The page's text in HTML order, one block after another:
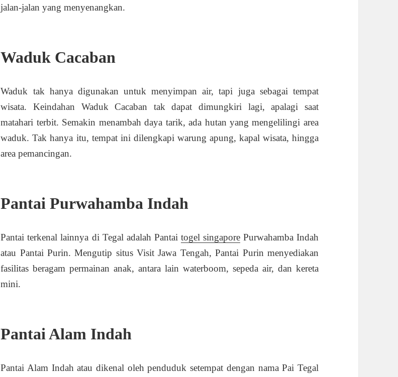
jalan-jalan yang menyenangkan.
Waduk Cacaban
Waduk tak hanya digunakan untuk menyimpan air, tapi juga sebagai tempat
wisata. Keindahan Waduk Cacaban tak dapat dimungkiri lagi, apalagi saat
matahari terbit. Semakin menambah daya tarik, ada hutan yang mengelilingi area
waduk. Tak hanya itu, tempat ini dilengkapi warung apung, kapal wisata, hingga
area pemancingan.
Pantai Purwahamba Indah
Pantai terkenal lainnya di Tegal adalah Pantai togel singaporePurwahamba Indah
atau Pantai Purin. Mengutip situs Visit Jawa Tengah, Pantai Purin menyediakan
fasilitas beragam permainan anak, antara lain waterboom, sepeda air, dan kereta
mini.
Pantai Alam Indah
Pantai Alam Indah atau dikenal oleh penduduk setempat dengan nama Pai Tegal